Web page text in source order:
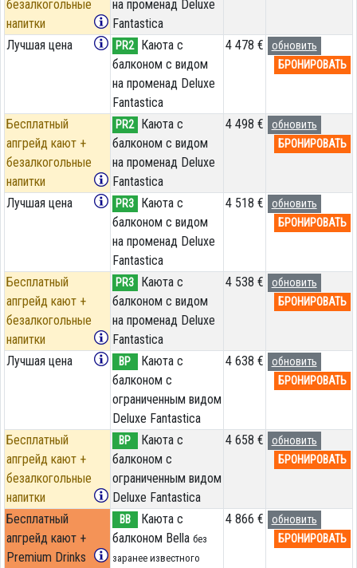
безалкогольные
напитки
на променад Deluxe
Fantastica
Лучшая цена PR2
Каюта с
балконом с видом
на променад Deluxe
Fantastica
4 478 €
обновить
БРОНИРОВАТЬ
Бесплатный
апгрейд кают +
безалкогольные
напитки
PR2
Каюта с
балконом с видом
на променад Deluxe
Fantastica
4 498 €
обновить
БРОНИРОВАТЬ
Лучшая цена PR3
Каюта с
балконом с видом
на променад Deluxe
Fantastica
4 518 €
обновить
БРОНИРОВАТЬ
Бесплатный
апгрейд кают +
безалкогольные
напитки
PR3
Каюта с
балконом с видом
на променад Deluxe
Fantastica
4 538 €
обновить
БРОНИРОВАТЬ
Лучшая цена BP
Каюта с
балконом c
ограниченным видом
Deluxe Fantastica
4 638 €
обновить
БРОНИРОВАТЬ
Бесплатный
апгрейд кают +
безалкогольные
напитки
BP
Каюта с
балконом c
ограниченным видом
Deluxe Fantastica
4 658 €
обновить
БРОНИРОВАТЬ
Бесплатный
апгрейд кают +
Premium Drinks
BB
Каюта с
балконом Bella без
заранее известного
4 866 €
обновить
БРОНИРОВАТЬ